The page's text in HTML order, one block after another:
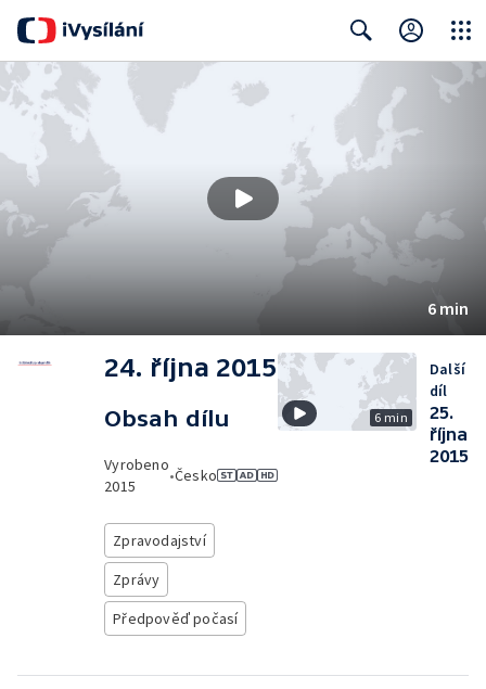
Search
6 min
24. října 2015
Obsah dílu
Vyrobeno
2015
•Česko
Zpravodajství
Zprávy
Předpověď počasí
6 min
Další
díl
25.
října
2015